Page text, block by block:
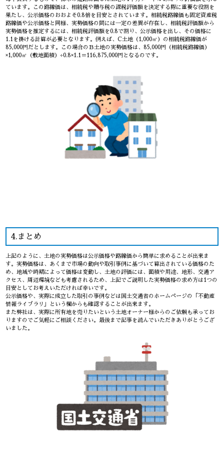
ています。この路線価は、相続税や贈与税の課税評価額を決定する際に重要な役割を
果たし、公示価格のおおよそ0.8倍を目安とされています。相続税路線価も固定資産税
路線価や公示価格と同様、実勢価格の間には一定の差異が存在し、相続税評価額から
実勢価格を推定するには、相続税評価額を0.8で割り、公示価格を出し、その価格に
1.1を掛ける計算が必要となります。例えば、C土地（1,000㎡）の相続税路線価が
85,000円だとします。この場合のＢ土地の実勢価格は、85,000円（相続税路線価）
×1,000㎡（敷地面積）÷0.8×1.1＝116,875,000円となるのです。
4.まとめ
上記のように、土地の実勢価格は公示価格や路線価から簡単に求めることが出来ま
す。実勢価格は、あくまで市場の動向や取引事例に基づいて算出されている価格のた
め、地域や時期によって価格は変動し、土地の評価には、面積や用途、地形、交通ア
クセス、周辺環境なども考慮されるため、上記でご説明した実勢価格の求め方は1つの
目安としてお考えいただければ幸いです。
公示価格や、実際に成立した取引の事例などは国土交通省のホームページの「不動産
情報ライブラリ」という欄からも確認することが出来ます。
また弊社は、実際に所有地を売りたいという土地オーナー様からのご依頼も承ってお
りますのでご気軽にご相談ください。最後まで記事を読んでいただきありがとうござ
いました。